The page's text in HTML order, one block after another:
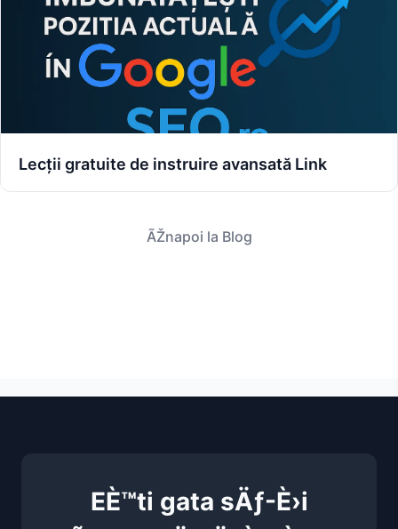
Lecții gratuite de instruire avansată Link
ÃŽnapoi la Blog
EÈ™ti gata sÄƒ-È›i